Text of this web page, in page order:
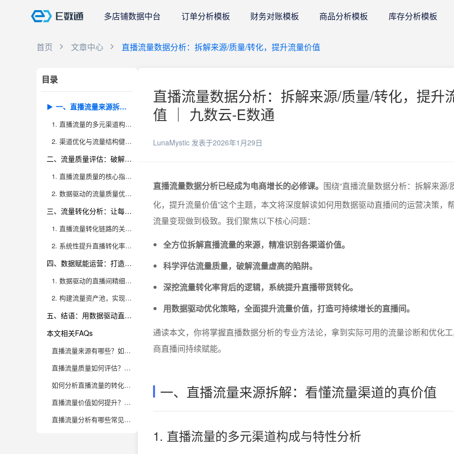
多店铺数据中台 订单分析模板 财务对账模板 商品分析模板 库存分析模板
首页 文章中心 直播流量数据分析：拆解来源/质量/转化，提升流量价值
目录
一、直播流量来源拆解：看懂流量渠道的真价值
1. 直播流量的多元渠道构成与特性分析
2. 渠道优化与流量结构健康度诊断
二、流量质量评估：破解“假繁荣”，找到真正有价值的流量
1. 直播流量质量的核心指标体系
2. 数据驱动的流量质量优化实践
三、流量转化分析：让每一份流量都变现
1. 直播流量转化链路的关键节点解析
2. 系统性提升直播转化率的实用策略
四、数据赋能运营：打造高价值可持续增长的直播间
1. 数据驱动的直播间精细化运营体系
2. 构建流量资产池，实现直播间的可持续运营
五、结语：用数据驱动直播增长，九数云BI让流量转化更高效
本文相关FAQs
直播流量来源有哪些？如何拆解并针对性优化？
直播流量质量如何评估？哪些数据指标最关键？
如何分析直播流量的转化路径，提升下单率？
直播流量价值如何提升？哪些策略最有效？
直播流量分析有哪些常见误区？如何规避？
直播流量数据分析：拆解来源/质量/转化，提升
值 ｜ 九数云-E数通
LunaMystic 发表于2026年1月29日
直播流量数据分析已经成为电商增长的必修课。 围绕“直播流量数据分析：拆解来源/
化，提升流量价值”这个主题，本文将深度解读如何用数据驱动直播间的运营决策，
流量变现做到极致。我们聚焦以下核心问题：
全方位拆解直播流量的来源，精准识别各渠道价值。
科学评估流量质量，破解流量虚高的陷阱。
深挖流量转化率背后的逻辑，系统提升直播带货转化。
用数据驱动优化策略，全面提升流量价值，打造可持续增长的直播间。
通读本文，你将掌握直播数据分析的专业方法论，拿到实际可用的流量诊断和优化
商直播间持续赋能。
一、直播流量来源拆解：看懂流量渠道的真价值
1. 直播流量的多元渠道构成与特性分析